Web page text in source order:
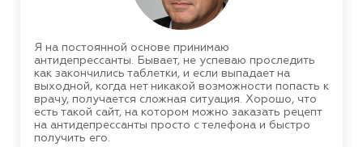
Я на постоянной основе принимаю
антидепрессанты. Бывает, не успеваю проследить
как закончились таблетки, и если выпадает на
выходной, когда нет никакой возможности попасть к
врачу, получается сложная ситуация. Хорошо, что
есть такой сайт, на котором можно заказать рецепт
на антидепрессанты просто с телефона и быстро
получить его.